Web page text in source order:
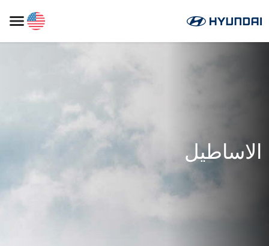
الاساطيل